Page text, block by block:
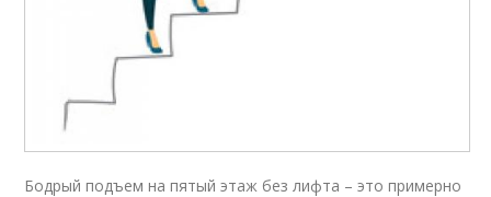
Бодрый подъем на пятый этаж без лифта – это примерно